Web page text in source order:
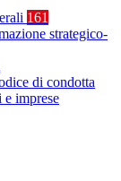
161
strategico-
di condotta
imprese